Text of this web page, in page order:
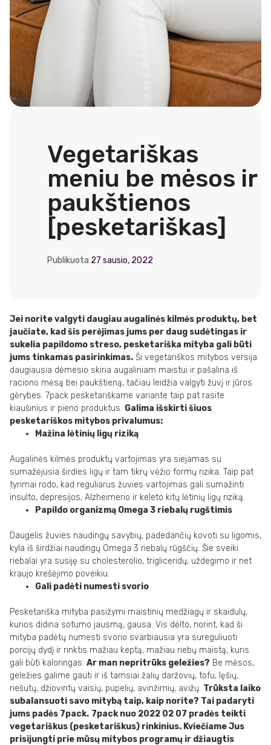
Vegetariškas
meniu be mėsos ir
paukštienos
[pesketariškas]
Publikuota 27 sausio, 2022
Jei norite valgyti daugiau augalinės kilmės produktų, bet
jaučiate, kad šis perėjimas jums per daug sudėtingas ir
sukelia papildomo streso, pesketariška mityba gali būti
jums tinkamas pasirinkimas. Ši vegetariškos mitybos versija
daugiausia dėmesio skiria augaliniam maistui ir pašalina iš
raciono mėsą bei paukštieną, tačiau leidžia valgyti žuvį ir jūros
gėrybes. 7pack pesketariškame variante taip pat rasite
kiaušinius ir pieno produktus. Galima išskirti šiuos
pesketariškos mitybos privalumus:
Mažina lėtinių ligų riziką
Augalinės kilmės produktų vartojimas yra siejamas su
sumažėjusia širdies ligų ir tam tikrų vėžio formų rizika. Taip pat
tyrimai rodo, kad reguliarus žuvies vartojimas gali sumažinti
insulto, depresijos, Alzheimerio ir keleto kitų lėtinių ligų riziką.
Papildo organizmą Omega 3 riebalų rugštimis
Daugelis žuvies naudingų savybių, padedančių kovoti su ligomis,
kyla iš širdžiai naudingų Omega 3 riebalų rūgščių. Šie sveiki
riebalai yra susiję su cholesterolio, trigliceridų, uždegimo ir net
kraujo krešėjimo poveikiu.
Gali padėti numesti svorio
Pesketariška mityba pasižymi maistinių medžiagų ir skaidulų,
kurios didina sotumo jausmą, gausa. Vis dėlto, norint, kad ši
mityba padėtų numesti svorio svarbiausia yra sureguliuoti
porcijų dydį ir rinktis mažiau keptą, mažiau riebų maistą, kuris
gali būti kaloringas. Ar man nepritrūks geležies? Be mėsos,
geležies galime gauti ir iš tamsiai žalių daržovių, tofu, lęšių,
riešutų, džiovintų vaisių, pupelių, avinžirnių, avižų. Trūksta laiko
subalansuoti savo mitybą taip, kaip norite? Tai padaryti
jums padės 7pack. 7pack nuo 2022 02 07 pradės teikti
vegetariškus (pesketariškus) rinkinius. Kviečiame Jus
prisijungti prie mūsų mitybos programų ir džiaugtis